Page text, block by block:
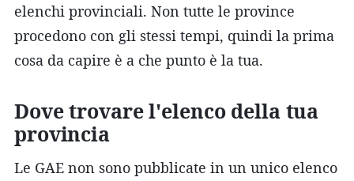
elenchi provinciali. Non tutte le province
procedono con gli stessi tempi, quindi la prima
cosa da capire è a che punto è la tua.
Dove trovare l'elenco della tua
provincia
Le GAE non sono pubblicate in un unico elenco